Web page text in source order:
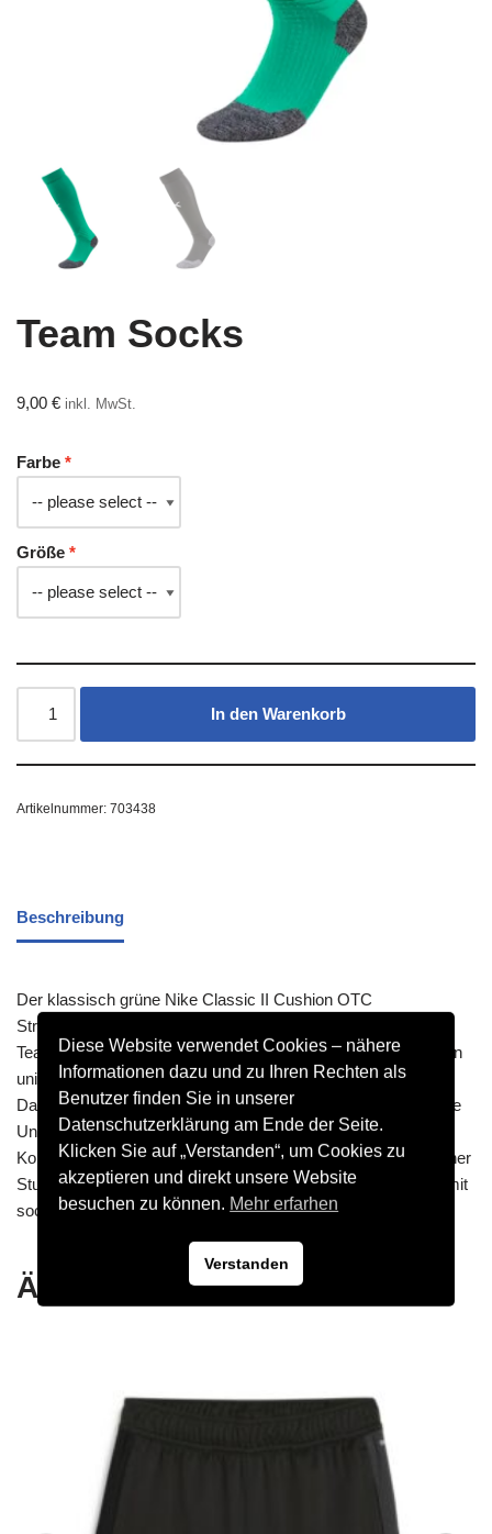
Team Socks
9,00 € inkl. MwSt.
Farbe
Größe
In den Warenkorb
Artikelnummer: 703438
Beschreibung
Der klassisch grüne Nike Classic II Cushion OTC
Strumpfstutzen mit weißem Swoosh (im aktuellen Nike
Teamsportkatalog heißt er Nike Dri-Fit Academy Socke) ist ein
universeller einfarbiger Unisex Fußballstutzen für Herren,
Damen und Kinder ab Schuhgröße 30. Der wadenbedeckende
Universalstutzen im attraktiven Preisbereich ist optimal zum
Kombinieren für diverse Nike Trikotset, wenn es ein klassischer
Stutzen mit Strumpf sein soll anstatt der modernen Variante mit
sockenlosen Sleeves.
Ähnliche Produkte
Diese Website verwendet Cookies – nähere
Informationen dazu und zu Ihren Rechten als
Benutzer finden Sie in unserer
Datenschutzerklärung am Ende der Seite.
Klicken Sie auf „Verstanden“, um Cookies zu
akzeptieren und direkt unsere Website
besuchen zu können. Mehr erfarhen
Verstanden